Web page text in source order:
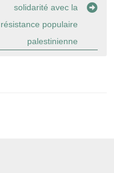
solidarité avec la
résistance populaire
palestinienne